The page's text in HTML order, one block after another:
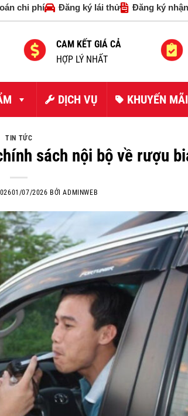
chi phí Đăng ký lái thử Đăng ký
CAM KẾT GIÁ CẢ
HỢP LÝ NHẤT
DỊCH VỤ KHUYẾN MÃI
TIN TỨC
sách nội bộ về rượu
01/07/2026 BỞIADMINWEB